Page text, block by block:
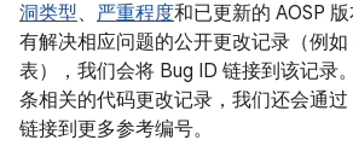
洞类型、 严重程度和已更新的 AOSP
有解决相应问题的公开更改记录（例如
表），我们会将 Bug ID 链接到该记录
条相关的代码更改记录，我们还会通
链接到更多参考编号。